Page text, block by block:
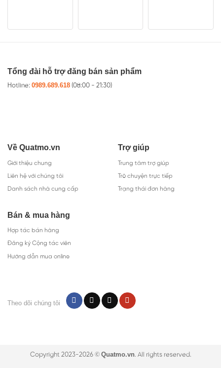
Tổng đài hỗ trợ đăng bán sản phẩm
Hotline: 0989.689.618 (08:00 - 21:30)
Về Quatmo.vn
Giới thiệu chung
Liên hệ với chúng tôi
Danh sách nhà cung cấp
Trợ giúp
Trung tâm trợ giúp
Trò chuyện trực tiếp
Trạng thái đơn hàng
Bán & mua hàng
Hợp tác bán hàng
Đăng ký Cộng tác viên
Hướng dẫn mua online
Theo dõi chúng tôi
Copyright 2023-2026 © Quatmo.vn. All rights reserved.